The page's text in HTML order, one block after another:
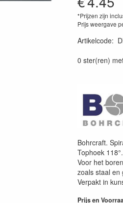
*Prijzen zijn
Prijs weergave
Artikelcode:
0 ster(ren)
Bohrcraft.
Tophoek 118°.
Voor het
zoals staal en
Verpakt in
Prijs en